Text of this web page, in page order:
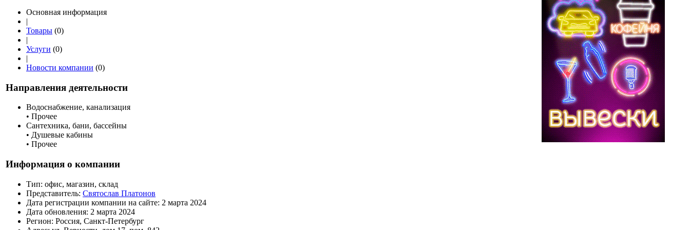
Основная информация
|
Товары (0)
|
Услуги (0)
|
Новости компании (0)
Направления деятельности
Водоснабжение, канализация
• Прочее
Сантехника, бани, бассейны
• Душевые кабины
• Прочее
Информация о компании
Тип: офис, магазин, склад
Представитель: Святослав Платонов
Дата регистрации компании на сайте: 2 марта 2024
Дата обновления: 2 марта 2024
Регион: Россия, Санкт-Петербург